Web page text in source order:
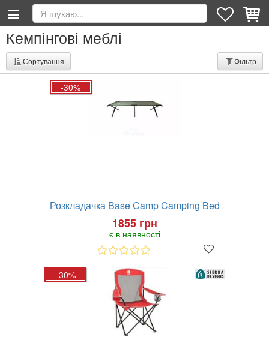
Кемпінгові меблі
Сортування Фільтр
-30%
Розкладачка Base Camp Camping Bed
1855 грн
є в наявності
-30%